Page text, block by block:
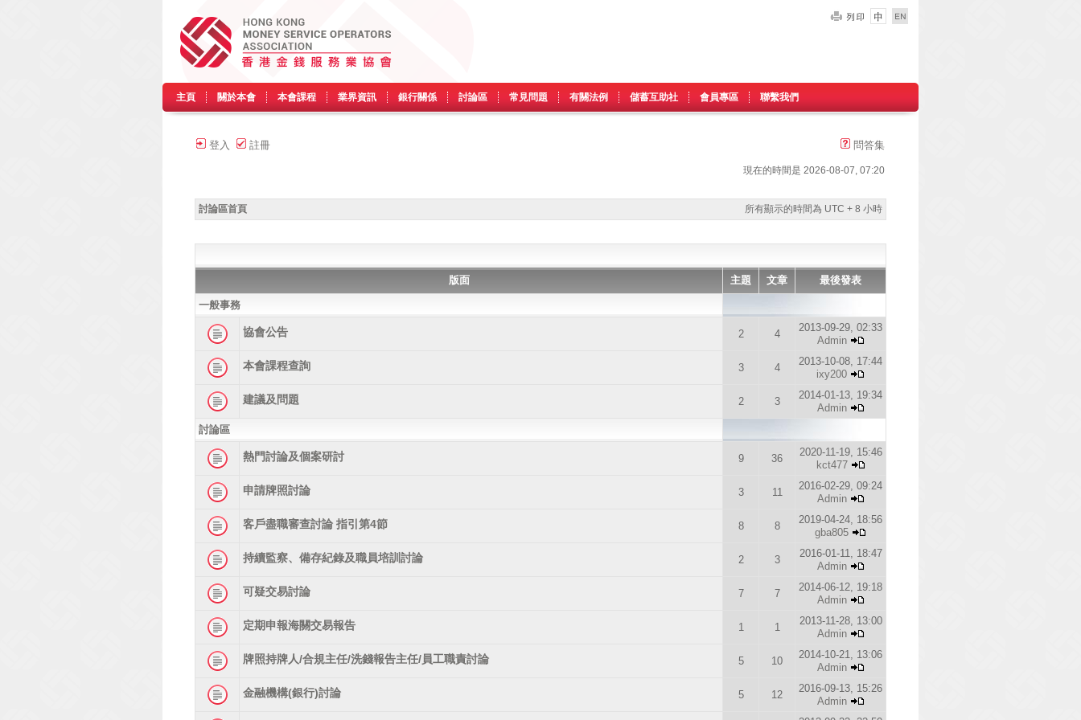
主頁 關於本會 本會課程 業界資訊 銀行關係 討論區 常見問題 有關法例 儲蓄互助社 會員專區 聯繫我們
登入 註冊 問答集
現在的時間是 2026-08-07, 07:20
討論區首頁 所有顯示的時間為 UTC + 8 小時
版面 主題 文章 最後發表
一般事務
協會公告 2 4
2013-09-29, 02:33
Admin
本會課程查詢 3 4
2013-10-08, 17:44
ixy200
建議及問題 2 3
2014-01-13, 19:34
Admin
討論區
熱門討論及個案研討 9 36
2020-11-19, 15:46
kct477
申請牌照討論 3 11
2016-02-29, 09:24
Admin
客戶盡職審查討論 指引第4節 8 8
2019-04-24, 18:56
gba805
持續監察、備存紀錄及職員培訓討論 2 3
2016-01-11, 18:47
Admin
可疑交易討論 7 7
2014-06-12, 19:18
Admin
定期申報海關交易報告 1 1
2013-11-28, 13:00
Admin
牌照持牌人/合規主任/洗錢報告主任/員工職責討論 5 10
2014-10-21, 13:06
Admin
金融機構(銀行)討論 5 12
2016-09-13, 15:26
Admin